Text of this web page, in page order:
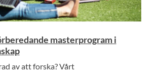
masterprogram i
av att forska? Vårt